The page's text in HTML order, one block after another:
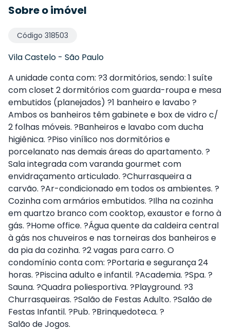
Sobre o imóvel
Código 318503
Vila Castelo - São Paulo
A unidade conta com: ?3 dormitórios, sendo: 1 suíte
com closet 2 dormitórios com guarda-roupa e mesa
embutidos (planejados) ?1 banheiro e lavabo ?
Ambos os banheiros têm gabinete e box de vidro c/
2 folhas móveis. ?Banheiros e lavabo com ducha
higiênica. ?Piso vinílico nos dormitórios e
porcelanato nas demais áreas do apartamento. ?
Sala integrada com varanda gourmet com
envidraçamento articulado. ?Churrasqueira a
carvão. ?Ar-condicionado em todos os ambientes. ?
Cozinha com armários embutidos. ?Ilha na cozinha
em quartzo branco com cooktop, exaustor e forno à
gás. ?Home office. ?Água quente da caldeira central
à gás nos chuveiros e nas torneiras dos banheiros e
da pia da cozinha. ?2 vagas para carro. O
condomínio conta com: ?Portaria e segurança 24
horas. ?Piscina adulto e infantil. ?Academia. ?Spa. ?
Sauna. ?Quadra poliesportiva. ?Playground. ?3
Churrasqueiras. ?Salão de Festas Adulto. ?Salão de
Festas Infantil. ?Pub. ?Brinquedoteca. ?
Salão de Jogos.